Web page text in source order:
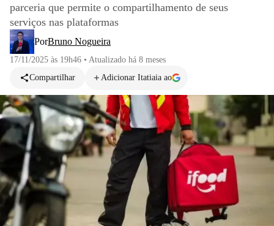
parceria que permite o compartilhamento de seus
serviços nas plataformas
PorBruno Nogueira
17/11/2025 às 19h46 • Atualizado há 8 meses
Compartilhar
Adicionar Itatiaia ao